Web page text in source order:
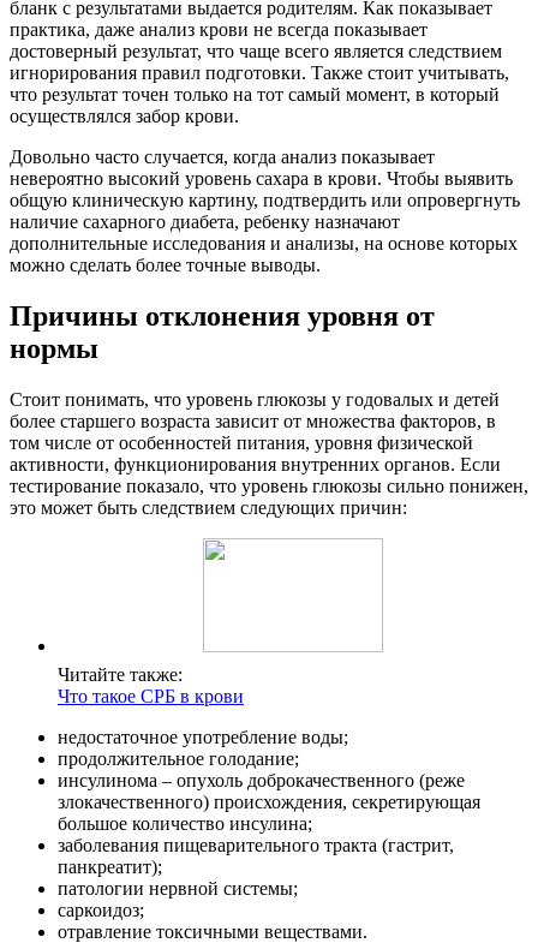
бланк с результатами выдается родителям. Как показывает
практика, даже анализ крови не всегда показывает
достоверный результат, что чаще всего является следствием
игнорирования правил подготовки. Также стоит учитывать,
что результат точен только на тот самый момент, в который
осуществлялся забор крови.
Довольно часто случается, когда анализ показывает
невероятно высокий уровень сахара в крови. Чтобы выявить
общую клиническую картину, подтвердить или опровергнуть
наличие сахарного диабета, ребенку назначают
дополнительные исследования и анализы, на основе которых
можно сделать более точные выводы.
Причины отклонения уровня от
нормы
Стоит понимать, что уровень глюкозы у годовалых и детей
более старшего возраста зависит от множества факторов, в
том числе от особенностей питания, уровня физической
активности, функционирования внутренних органов. Если
тестирование показало, что уровень глюкозы сильно понижен,
это может быть следствием следующих причин:
Читайте также:
Что такое СРБ в крови
недостаточное употребление воды;
продолжительное голодание;
инсулинома – опухоль доброкачественного (реже
злокачественного) происхождения, секретирующая
большое количество инсулина;
заболевания пищеварительного тракта (гастрит,
панкреатит);
патологии нервной системы;
саркоидоз;
отравление токсичными веществами.